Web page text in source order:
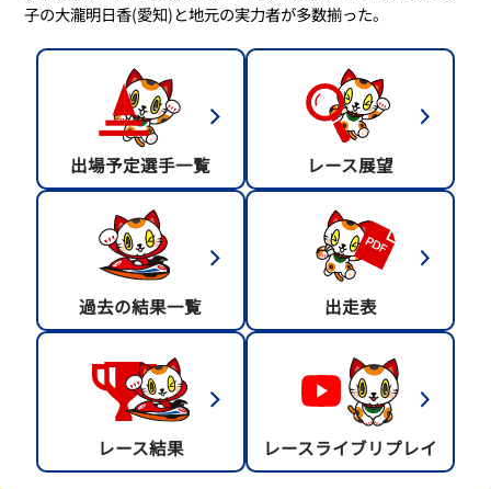
子の大瀧明日香(愛知)と地元の実力者が多数揃った。
出場予定選手一覧 レース展望
過去の結果一覧 出走表
レース結果 レースライブリプレイ